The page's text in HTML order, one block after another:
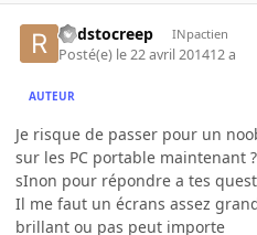
Redstocreep INpactien
Posté(e) le 22 avril 201412 a
AUTEUR
Je risque de passer pour un
sur les PC portable maintenant ?
sInon pour répondre a tes
Il me faut un écrans assez
brillant ou pas peut importe